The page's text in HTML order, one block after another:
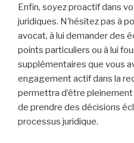
Enfin, soyez proactif dans
juridiques. N’hésitez pas à
avocat, à lui demander des
points particuliers ou à lui
supplémentaires que vous
engagement actif dans la
permettra d’être
de prendre des décisions
processus juridique.